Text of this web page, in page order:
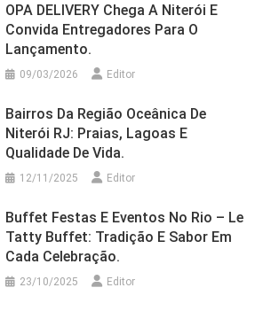
OPA DELIVERY Chega A Niterói E
Convida Entregadores Para O
Lançamento.
09/03/2026 Editor
Bairros Da Região Oceânica De
Niterói RJ: Praias, Lagoas E
Qualidade De Vida.
12/11/2025 Editor
Buffet Festas E Eventos No Rio – Le
Tatty Buffet: Tradição E Sabor Em
Cada Celebração.
23/10/2025 Editor